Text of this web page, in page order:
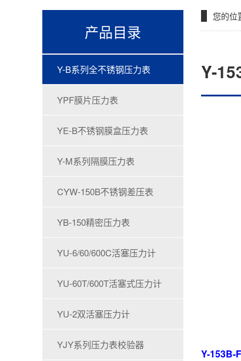
产品目录
Y-B系列全不锈钢压力表
YPF膜片压力表
YE-B不锈钢膜盒压力表
Y-M系列隔膜压力表
CYW-150B不锈钢差压表
YB-150精密压力表
YU-6/60/600C活塞压力计
YU-60T/600T活塞式压力计
YU-2双活塞压力计
YJY系列压力表校验器
您的位
Y-
Y-153B-